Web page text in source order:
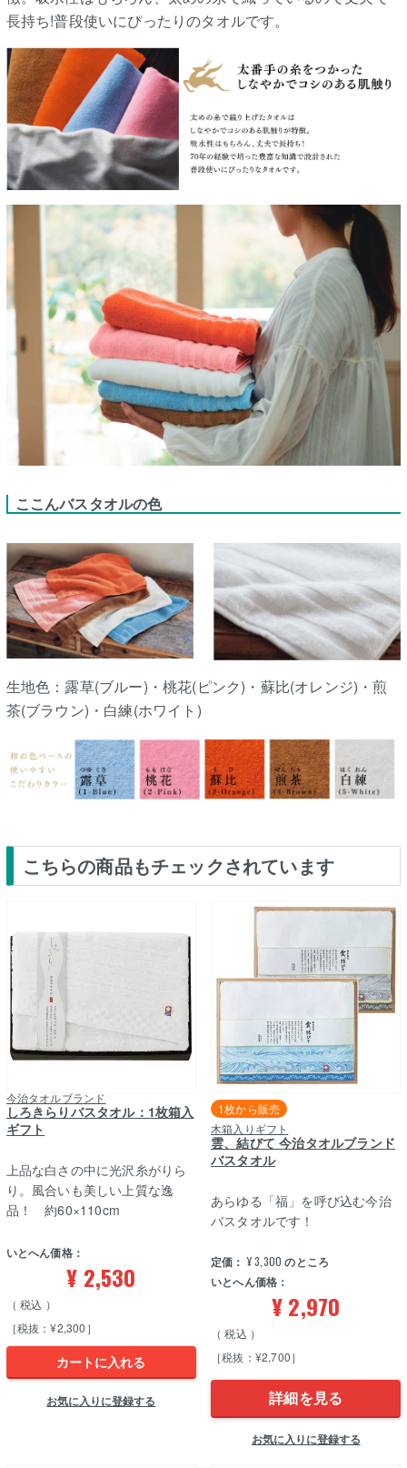
長持ち!普段使いにぴったりのタオルです。
ここんバスタオルの色
生地色：露草(ブルー)・桃花(ピンク)・蘇比(オレンジ)・煎
茶(ブラウン)・白練(ホワイト)
こちらの商品もチェックされています
今治タオルブランド
しろきらりバスタオル：1枚箱入
ギフト
いとへん価格：
¥ 2,530
税込
［税抜：¥2,300］
上品な白さの中に光沢糸がりら
り。風合いも美しい上質な逸
品！ 約60×110cm
カートに入れる
お気に入りに登録する
木箱入りギフト
雲、結びて 今治タオルブランド
バスタオル
1枚から販売
定価： ¥3,300 のところ
いとへん価格：
¥2,970
税込
［税抜：¥2,700］
あらゆる「福」を呼び込む今治
バスタオルです！
詳細を見る
お気に入りに登録する